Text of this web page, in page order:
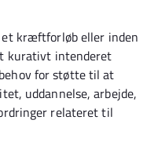
et kræftforløb eller inden
kurativt intenderet
for støtte til at
uddannelse, arbejde,
relateret til